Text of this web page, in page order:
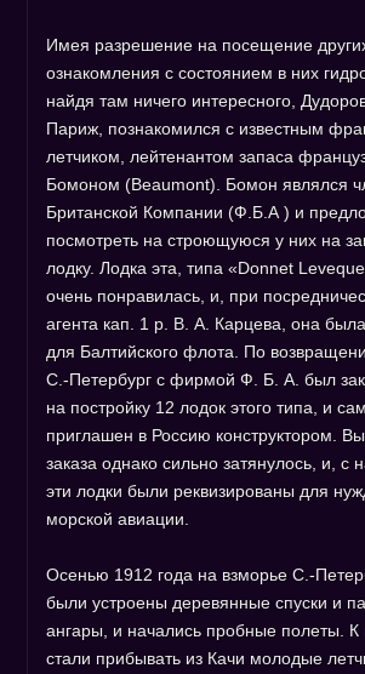
Имея разрешение на посещение
ознакомления с состоянием в них
найдя там ничего интересного,
Париж, познакомился с известным
летчиком, лейтенантом запаса
Бомоном (Beaumont). Бомон являлся
Британской Компании (Ф.Б.А ) и
посмотреть на строющуюся у них на
лодку. Лодка эта, типа «Donnet
очень понравилась, и, при
агента кап. 1 р. В. А. Карцева, она
для Балтийского флота. По
С.-Петербург с фирмой Ф. Б. А. был
на постройку 12 лодок этого типа, и
приглашен в Россию конструктором.
заказа однако сильно затянулось, и, с
эти лодки были реквизированы для
морской авиации.
Осенью 1912 года на взморье С.-
были устроены деревянные спуски и
ангары, и начались пробные полеты. К
стали прибывать из Качи молодые